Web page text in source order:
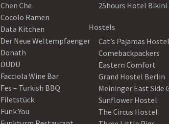
Chen Che
Cocolo Ramen
Data Kitchen
Der Neue Weltempfaenger
Donath
DUDU
Facciola Wine Bar
Fes – Turkish BBQ
Filetstück
Funk You
25hours Hotel Bikini
Hostels
Cat’s Pajamas Hostel
Comebackpackers
Eastern Comfort
Grand Hostel Berlin
Meininger East Side
Sunflower Hostel
The Circus Hostel